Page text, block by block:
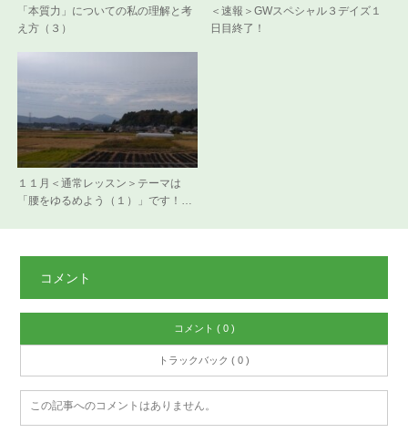
「本質力」についての私の理解と考
え方（３）
＜速報＞GWスペシャル３デイズ１
日目終了！
１１月＜通常レッスン＞テーマは
「腰をゆるめよう（１）」です！…
コメント
コメント ( 0 )
トラックバック ( 0 )
この記事へのコメントはありません。